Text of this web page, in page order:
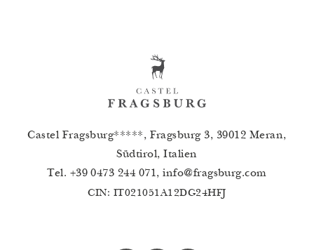
Castel Fragsburg*****, Fragsburg 3, 39012 Meran,
Südtirol, Italien
Tel. +39 0473 244 071,info@fragsburg.com
CIN: IT021051A12DG24HFJ